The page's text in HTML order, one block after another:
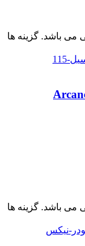
می باشد. گزینه ها
می باشد. گزینه ها